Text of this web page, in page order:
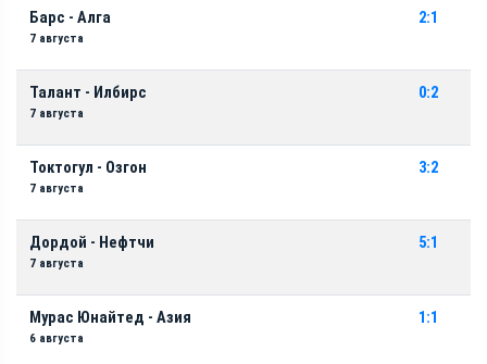
Барс - Алга
7 августа
2:1
Талант - Илбирс
7 августа
0:2
Токтогул - Озгон
7 августа
3:2
Дордой - Нефтчи
7 августа
5:1
Мурас Юнайтед - Азия
6 августа
1:1